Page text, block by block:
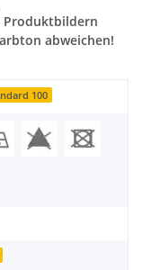
Produktbildern
abweichen!
100